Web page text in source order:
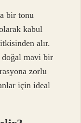
bir tonu
kabul
alır.
doğal mavi bir
zorlu
için ideal